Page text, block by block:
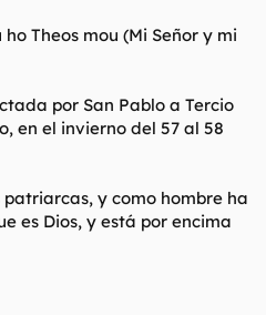
Theos mou (Mi Señor y mi
por San Pablo a Tercio
en el invierno del 57 al 58
y como hombre ha
es Dios, y está por encima